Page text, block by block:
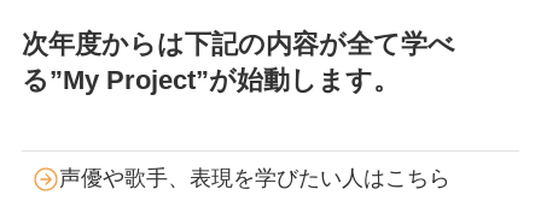
次年度からは下記の内容が全て学べ
る”My Project”が始動します。
声優や歌手、表現を学びたい人はこちら